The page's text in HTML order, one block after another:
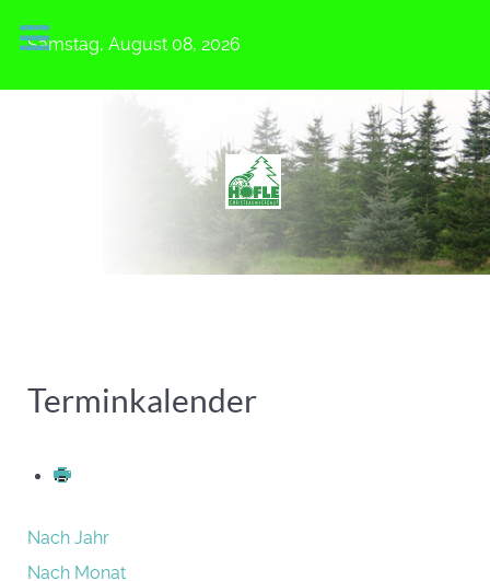
Samstag, August 08, 2026
Terminkalender
Nach Jahr
Nach Monat